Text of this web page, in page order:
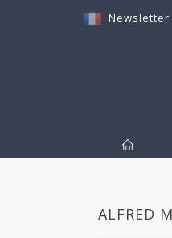
Newsletter
ALFRED